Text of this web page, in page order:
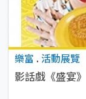
樂富 . 活動展覽
影話戲《盛宴》